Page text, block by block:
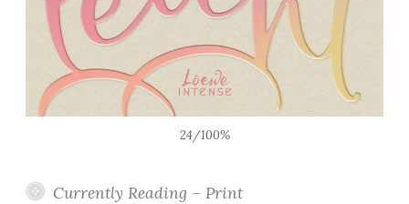
24/100%
Currently Reading – Print